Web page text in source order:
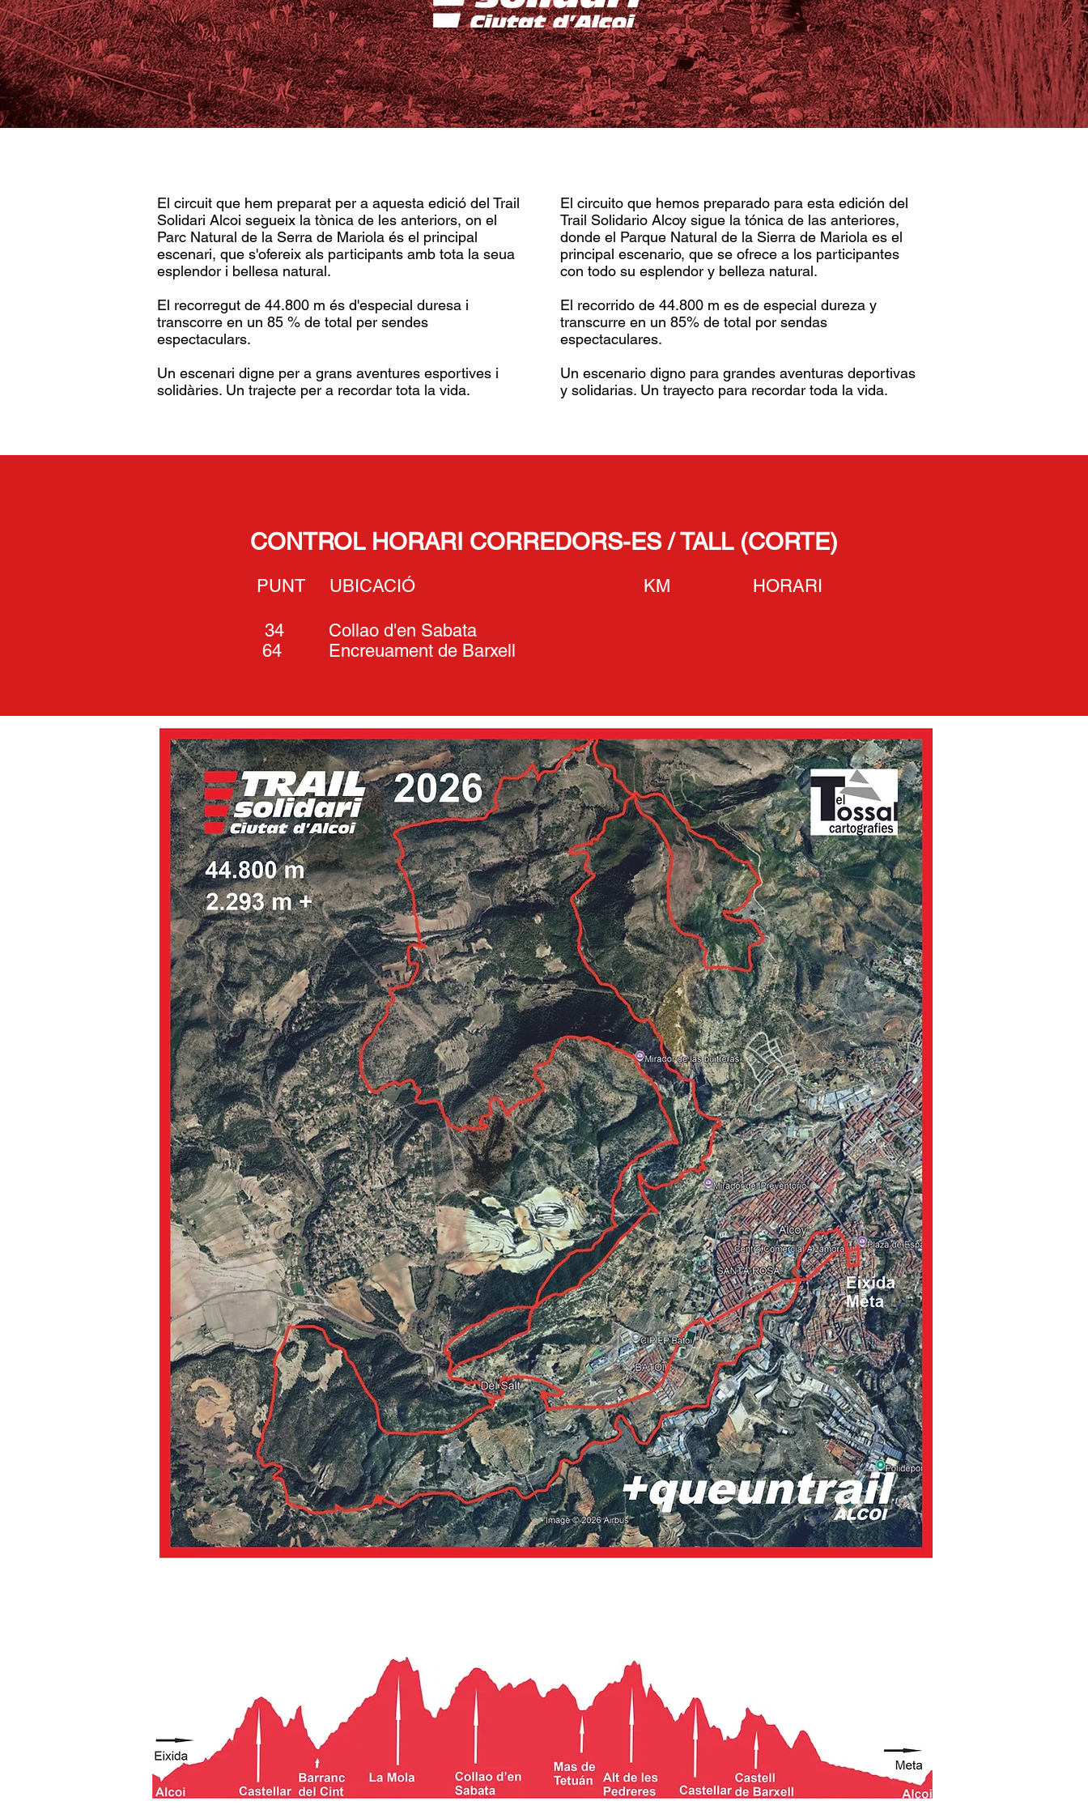
El circuit que hem preparat per a aquesta edició del Trail
Solidari Alcoi segueix la tònica de les anteriors, on el
Parc Natural de la Serra de Mariola és el principal
escenari, que s'ofereix als participants amb tota la seua
esplendor i bellesa natural.
El recorregut de 44.800 m és d'especial duresa i
transcorre en un 85 % de total per sendes
espectaculars.
Un escenari digne per a grans aventures esportives i
solidàries. Un trajecte per a recordar tota la vida.
El circuito que hemos preparado para esta edición del
Trail Solidario Alcoy sigue la tónica de las anteriores,
donde el Parque Natural de la Sierra de Mariola es el
principal escenario, que se ofrece a los participantes
con todo su esplendor y belleza natural.
El recorrido de 44.800 m es de especial dureza y
transcurre en un 85% de total por sendas
espectaculares.
Un escenario digno para grandes aventuras deportivas
y solidarias. Un trayecto para recordar toda la vida.
CONTROL HORARI CORREDORS-ES / TALL (CORTE)
PUNT UBICACIÓ KM HORARI
34
64
Collao d'en Sabata
Encreuament de Barxell